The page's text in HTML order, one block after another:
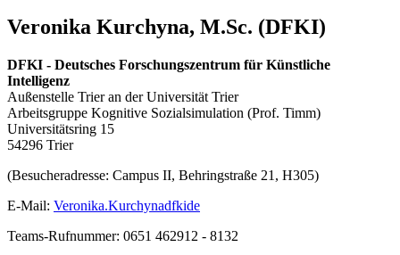
Veronika Kurchyna, M.Sc. (DFKI)
DFKI - Deutsches Forschungszentrum für Künstliche
Intelligenz
Außenstelle Trier an der Universität Trier
Arbeitsgruppe Kognitive Sozialsimulation (Prof. Timm)
Universitätsring 15
54296 Trier
(Besucheradresse: Campus II, Behringstraße 21, H305)
E-Mail: Veronika.Kurchynadfkide
Teams-Rufnummer: 0651 462912 - 8132